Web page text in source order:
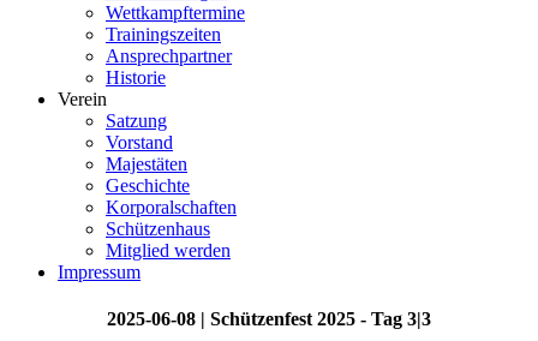
Wettkampftermine
Trainingszeiten
Ansprechpartner
Historie
Verein
Satzung
Vorstand
Majestäten
Geschichte
Korporalschaften
Schützenhaus
Mitglied werden
Impressum
2025-06-08 | Schützenfest 2025 - Tag 3|3